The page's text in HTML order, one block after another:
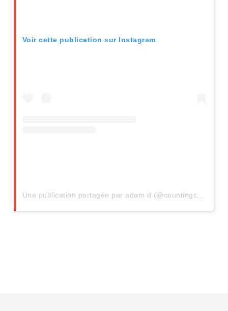
Voir cette publication sur Instagram